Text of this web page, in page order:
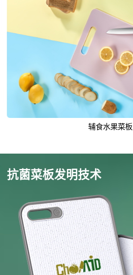
辅食水果菜板
抗菌菜板发明技术